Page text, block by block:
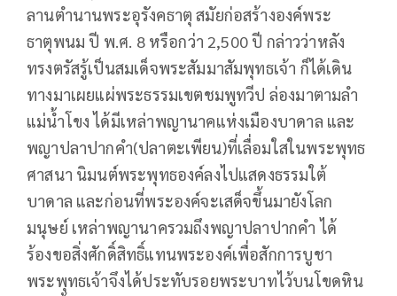
ลานตำนานพระอุรังคธาตุ สมัยก่อสร้างองค์พระ
ธาตุพนม ปี พ.ศ. 8 หรือกว่า 2,500 ปี กล่าวว่าหลัง
ทรงตรัสรู้เป็นสมเด็จพระสัมมาสัมพุทธเจ้า ก็ได้เดิน
ทางมาเผยแผ่พระธรรมเขตชมพูทวีป ล่องมาตามลำ
แม่น้ำโขง ได้มีเหล่าพญานาคแห่งเมืองบาดาล และ
พญาปลาปากคำ(ปลาตะเพียน)ที่เลื่อมใสในพระพุทธ
ศาสนา นิมนต์พระพุทธองค์ลงไปแสดงธรรมใต้
บาดาล และก่อนที่พระองค์จะเสด็จขึ้นมายังโลก
มนุษย์ เหล่าพญานาครวมถึงพญาปลาปากคำ ได้
ร้องขอสิ่งศักดิ์สิทธิ์แทนพระองค์เพื่อสักการบูชา
พระพุทธเจ้าจึงได้ประทับรอยพระบาทไว้บนโขดหิน